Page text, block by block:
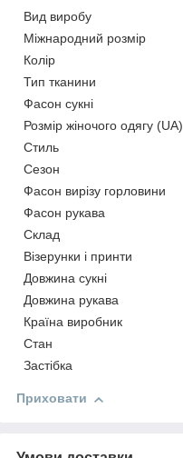
Вид виробу
Міжнародний розмір
Колір
Тип тканини
Фасон сукні
Розмір жіночого одягу (UA)
Стиль
Сезон
Фасон вирізу горловини
Фасон рукава
Склад
Візерунки і принти
Довжина сукні
Довжина рукава
Країна виробник
Стан
Застібка
Приховати